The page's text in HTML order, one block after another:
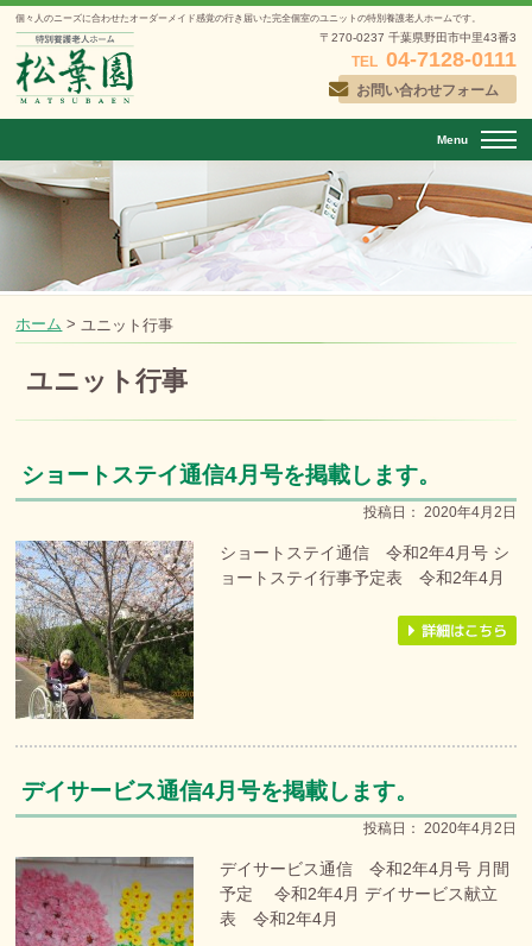
個々人のニーズに合わせたオーダーメイド感覚の行き届いた完全個室のユニットの特別養護老人ホームです。
〒270-0237 千葉県野田市中里43番3
TEL 04-7128-0111
お問い合わせフォーム
Menu
ホーム > ユニット行事
ユニット行事
ショートステイ通信4月号を掲載します。
投稿日： 2020年4月2日
ショートステイ通信 令和2年4月号 シ
ョートステイ行事予定表 令和2年4月
デイサービス通信4月号を掲載します。
投稿日： 2020年4月2日
デイサービス通信 令和2年4月号 月間
予定 令和2年4月 デイサービス献立
表 令和2年4月